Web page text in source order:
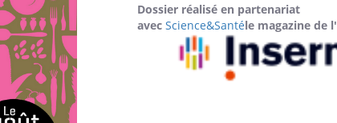
Dossier réalisé en partenariat
avec Science&Santéle magazine de l'
Éclipse solaire du 12 août
: “Des verres adaptés,
c'est indispensable pour
la santé des yeux”